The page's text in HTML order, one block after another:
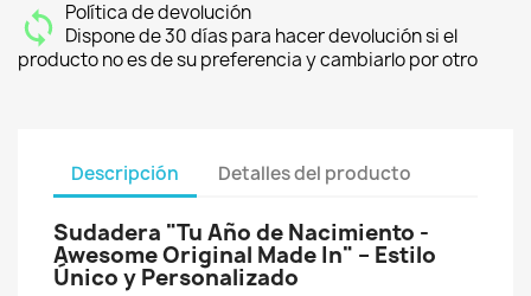
Política de devolución
Dispone de 30 días para hacer devolución si el
producto no es de su preferencia y cambiarlo por otro
Descripción Detalles del producto
Sudadera "Tu Año de Nacimiento -
Awesome Original Made In" – Estilo
Único y Personalizado